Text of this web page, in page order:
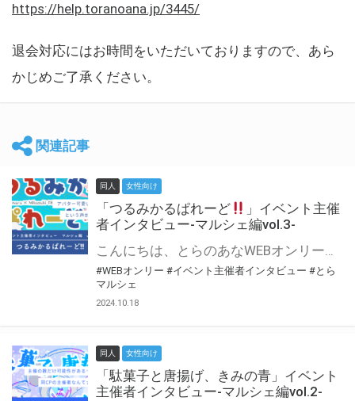
https://help.toranoana.jp/3445/
退会対応にはお時間をいただいておりますので、あら
かじめご了承ください。
関連記事
同人 女性向け
「つるみかるぱれーど
」イベント主催
者インタビュー-マルシェ編vol.3-
こんにちは、とらのあなWEBオンリー運営スタッフです。 新たにお届けする、イベント主催者インタビュー-マルシェ編-は、 とらのあなWEBオンリー「マルシェ」をご利用した主催様に 「マルシェ」を使って開催した感想や心がけをお聞きする企画です。 今回は、WEBオンリー初開催「つるみかるぱれーど
#WEBオンリー #イベント主催者インタビュー #とら
マルシェ
2024.10.18
同人 女性向け
「駄菓子と唐揚げ、きみの青」イベント
主催者インタビュー-マルシェ編vol.2-